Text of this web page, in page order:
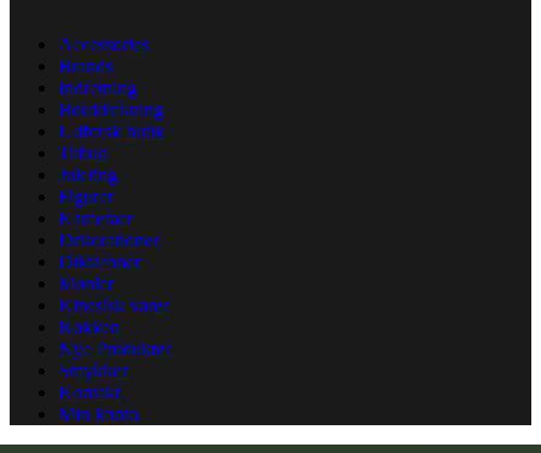
Accessories
Brands
Indretning
Borddækning
Udforsk butik
Tilbud
Juleting
Figurer
Kameraer
Dekorationer
Diktafoner
Møbler
Kinesisk varer
Køkken
Nye Produkter
Smykker
Kontakt
Min konto